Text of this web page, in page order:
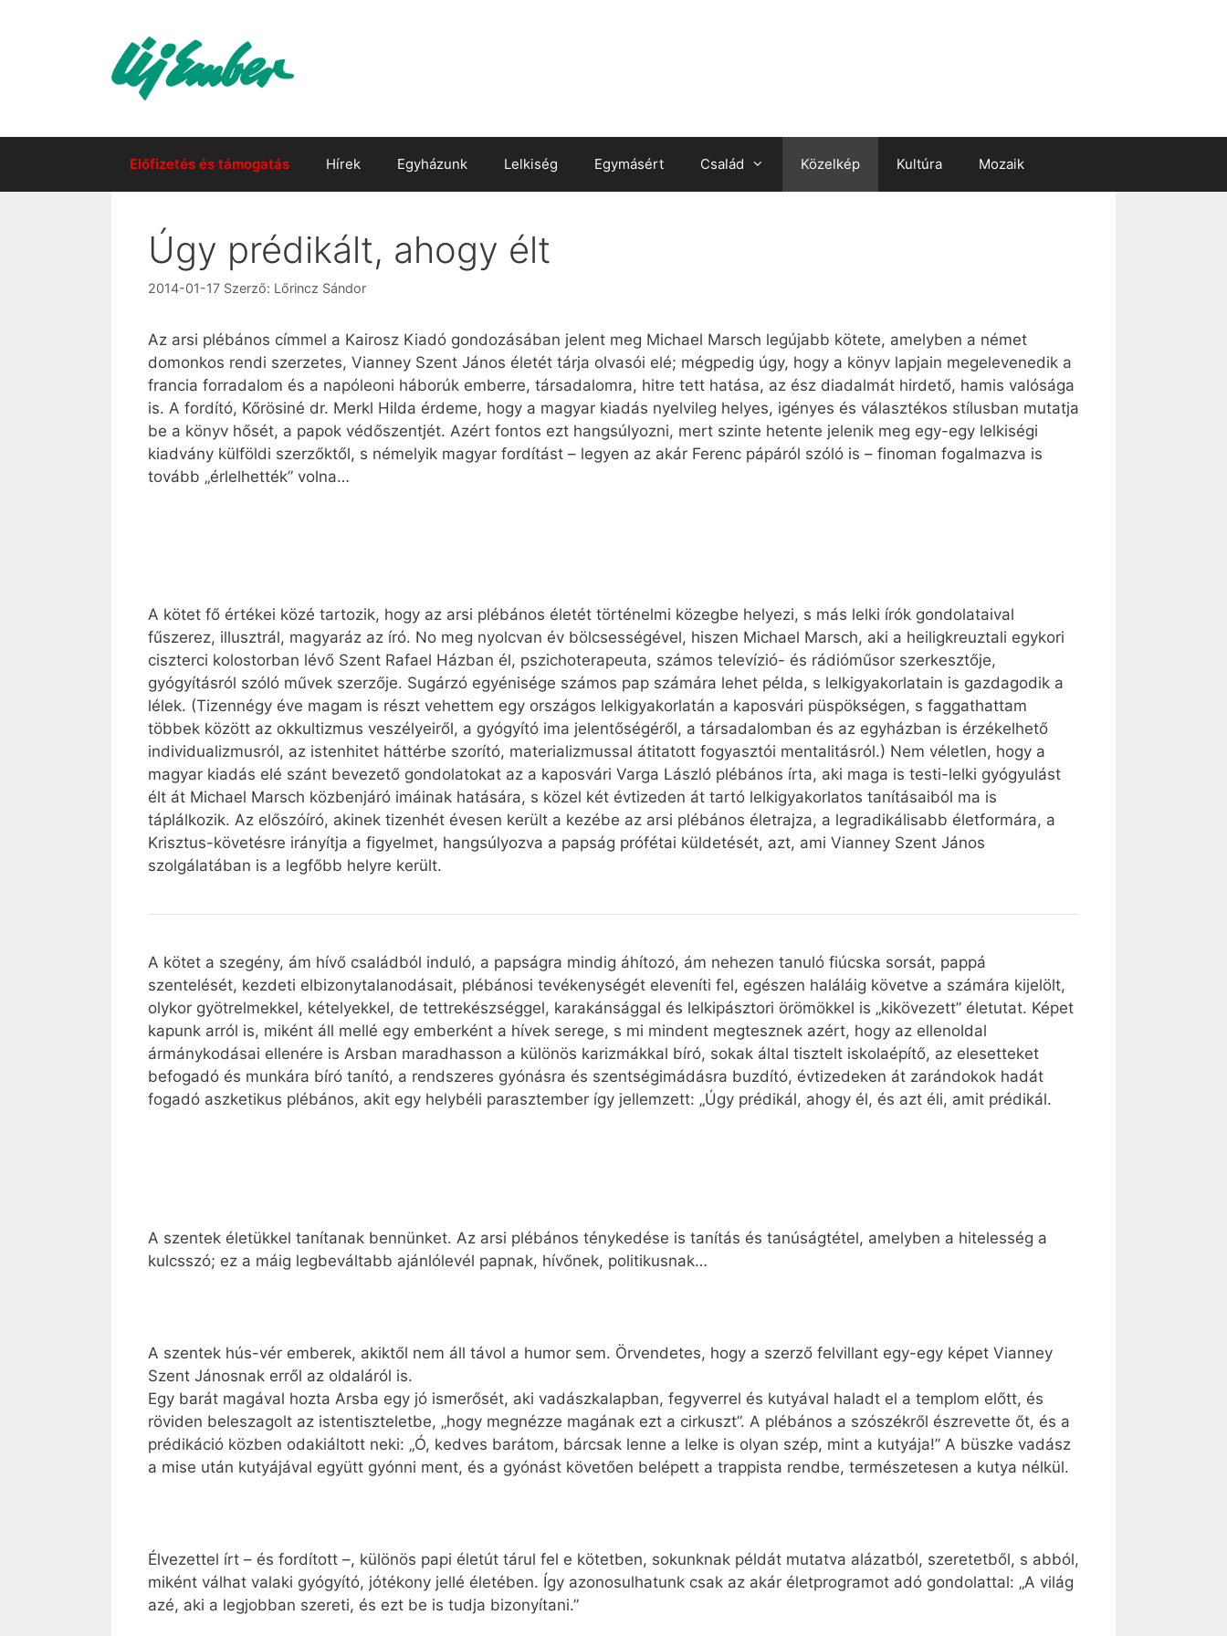
Előfizetés és támogatás Hírek Egyházunk Lelkiség Egymásért Család Közelkép Kultúra Mozaik
Úgy prédikált, ahogy élt
2014-01-17 Szerző: Lőrincz Sándor
Az arsi plébános címmel a Kairosz Kiadó gondozásában jelent meg Michael Marsch legújabb kötete, amelyben a német
domonkos rendi szerzetes, Vianney Szent János életét tárja olvasói elé; mégpedig úgy, hogy a könyv lapjain megelevenedik a
francia forradalom és a napóleoni háborúk emberre, társadalomra, hitre tett hatása, az ész diadalmát hirdető, hamis valósága
is. A fordító, Kőrösiné dr. Merkl Hilda érdeme, hogy a magyar kiadás nyelvileg helyes, igényes és választékos stílusban mutatja
be a könyv hősét, a papok védőszentjét. Azért fontos ezt hangsúlyozni, mert szinte hetente jelenik meg egy-egy lelkiségi
kiadvány külföldi szerzőktől, s némelyik magyar fordítást – legyen az akár Ferenc pápáról szóló is – finoman fogalmazva is
tovább „érlelhették” volna…
A kötet fő értékei közé tartozik, hogy az arsi plébános életét történelmi közegbe helyezi, s más lelki írók gondolataival
fűszerez, illusztrál, magyaráz az író. No meg nyolcvan év bölcsességével, hiszen Michael Marsch, aki a heiligkreuztali egykori
ciszterci kolostorban lévő Szent Rafael Házban él, pszichoterapeuta, számos televízió- és rádióműsor szerkesztője,
gyógyításról szóló művek szerzője. Sugárzó egyénisége számos pap számára lehet példa, s lelkigyakorlatain is gazdagodik a
lélek. (Tizennégy éve magam is részt vehettem egy országos lelkigyakorlatán a kaposvári püspökségen, s faggathattam
többek között az okkultizmus veszélyeiről, a gyógyító ima jelentőségéről, a társadalomban és az egyházban is érzékelhető
individualizmusról, az istenhitet háttérbe szorító, materializmussal átitatott fogyasztói mentalitásról.) Nem véletlen, hogy a
magyar kiadás elé szánt bevezető gondolatokat az a kaposvári Varga László plébános írta, aki maga is testi-lelki gyógyulást
élt át Michael Marsch közbenjáró imáinak hatására, s közel két évtizeden át tartó lelkigyakorlatos tanításaiból ma is
táplálkozik. Az előszóíró, akinek tizenhét évesen került a kezébe az arsi plébános életrajza, a legradikálisabb életformára, a
Krisztus-követésre irányítja a figyelmet, hangsúlyozva a papság prófétai küldetését, azt, ami Vianney Szent János
szolgálatában is a legfőbb helyre került.
A kötet a szegény, ám hívő családból induló, a papságra mindig áhítozó, ám nehezen tanuló fiúcska sorsát, pappá
szentelését, kezdeti elbizonytalanodásait, plébánosi tevékenységét eleveníti fel, egészen haláláig követve a számára kijelölt,
olykor gyötrelmekkel, kételyekkel, de tettrekészséggel, karakánsággal és lelkipásztori örömökkel is „kikövezett” életutat. Képet
kapunk arról is, miként áll mellé egy emberként a hívek serege, s mi mindent megtesznek azért, hogy az ellenoldal
ármánykodásai ellenére is Arsban maradhasson a különös karizmákkal bíró, sokak által tisztelt iskolaépítő, az elesetteket
befogadó és munkára bíró tanító, a rendszeres gyónásra és szentségimádásra buzdító, évtizedeken át zarándokok hadát
fogadó aszketikus plébános, akit egy helybéli parasztember így jellemzett: „Úgy prédikál, ahogy él, és azt éli, amit prédikál.
A szentek életükkel tanítanak bennünket. Az arsi plébános ténykedése is tanítás és tanúságtétel, amelyben a hitelesség a
kulcsszó; ez a máig legbeváltabb ajánlólevél papnak, hívőnek, politikusnak…
A szentek hús-vér emberek, akiktől nem áll távol a humor sem. Örvendetes, hogy a szerző felvillant egy-egy képet Vianney
Szent Jánosnak erről az oldaláról is.
Egy barát magával hozta Arsba egy jó ismerősét, aki vadászkalapban, fegyverrel és kutyával haladt el a templom előtt, és
röviden beleszagolt az istentiszteletbe, „hogy megnézze magának ezt a cirkuszt”. A plébános a szószékről észrevette őt, és a
prédikáció közben odakiáltott neki: „Ó, kedves barátom, bárcsak lenne a lelke is olyan szép, mint a kutyája!” A büszke vadász
a mise után kutyájával együtt gyónni ment, és a gyónást követően belépett a trappista rendbe, természetesen a kutya nélkül.
Élvezettel írt – és fordított –, különös papi életút tárul fel e kötetben, sokunknak példát mutatva alázatból, szeretetből, s abból,
miként válhat valaki gyógyító, jótékony jellé életében. Így azonosulhatunk csak az akár életprogramot adó gondolattal: „A világ
azé, aki a legjobban szereti, és ezt be is tudja bizonyítani.”